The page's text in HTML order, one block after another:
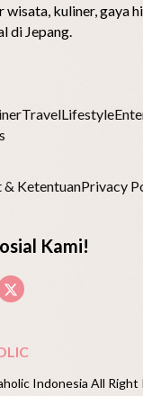
wisata, kuliner, gaya
di Jepang.
TravelLifestyle
& KetentuanPrivacy
Kami!
Indonesia All Right